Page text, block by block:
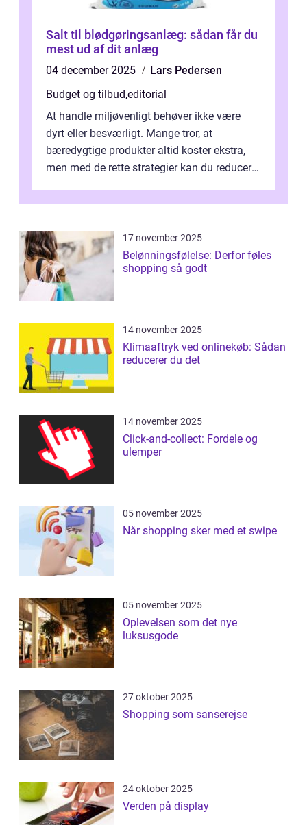
Salt til blødgøringsanlæg: sådan får du
mest ud af dit anlæg
04 december 2025
Lars Pedersen
Budget og tilbud,editorial
At handle miljøvenligt behøver ikke være
dyrt eller besværligt. Mange tror, at
bæredygtige produkter altid koster ekstra,
men med de rette strategier kan du reducere
17 november 2025
Belønningsfølelse: Derfor føles
shopping så godt
14 november 2025
Klimaaftryk ved onlinekøb: Sådan
reducerer du det
14 november 2025
Click-and-collect: Fordele og
ulemper
05 november 2025
Når shopping sker med et swipe
05 november 2025
Oplevelsen som det nye
luksusgode
27 oktober 2025
Shopping som sanserejse
24 oktober 2025
Verden på display